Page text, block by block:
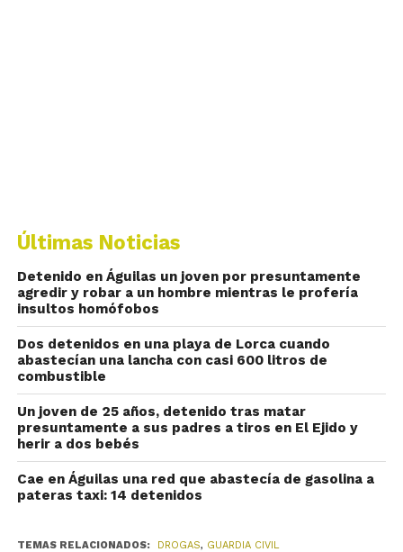
Últimas Noticias
Detenido en Águilas un joven por presuntamente
agredir y robar a un hombre mientras le profería
insultos homófobos
Dos detenidos en una playa de Lorca cuando
abastecían una lancha con casi 600 litros de
combustible
Un joven de 25 años, detenido tras matar
presuntamente a sus padres a tiros en El Ejido y
herir a dos bebés
Cae en Águilas una red que abastecía de gasolina a
pateras taxi: 14 detenidos
TEMAS RELACIONADOS: DROGAS, GUARDIA CIVIL